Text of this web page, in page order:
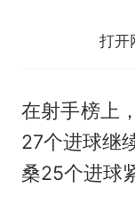
打开
在射手榜上
27个进球继
桑25个进球